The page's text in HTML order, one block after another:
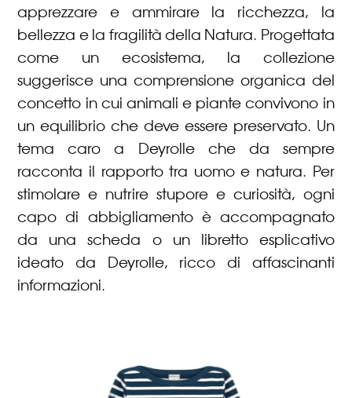
apprezzare e ammirare la ricchezza, la
bellezza e la fragilità della Natura. Progettata
come un ecosistema, la collezione
suggerisce una comprensione organica del
concetto in cui animali e piante convivono in
un equilibrio che deve essere preservato. Un
tema caro a Deyrolle che da sempre
racconta il rapporto tra uomo e natura. Per
stimolare e nutrire stupore e curiosità, ogni
capo di abbigliamento è accompagnato
da una scheda o un libretto esplicativo
ideato da Deyrolle, ricco di affascinanti
informazioni.